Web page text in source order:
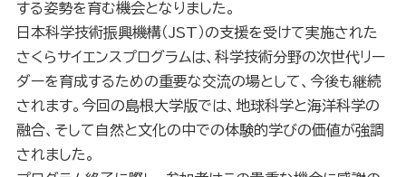
する姿勢を育む機会となりました。
日本科学技術振興機構（JST）の支援を受けて実施された
さくらサイエンスプログラムは、科学技術分野の次世代リー
ダーを育成するための重要な交流の場として、今後も継続
されます。今回の島根大学版では、地球科学と海洋科学の
融合、そして自然と文化の中での体験的学びの価値が強調
されました。